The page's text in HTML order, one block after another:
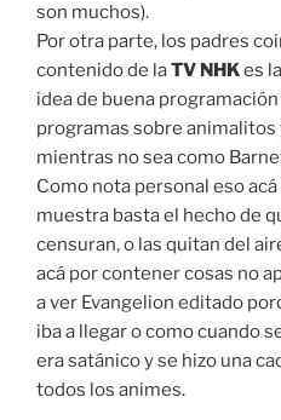
son muchos).
Por otra parte, los padres
contenido de laTV NHKes
idea de buena
programas sobre
mientras no sea como
Como nota personal eso
muestra basta el hecho de
censuran, o las quitan del
acá por contener cosas no
a ver Evangelion editado
iba a llegar o como cuando
era satánico y se hizo una
todos los animes.